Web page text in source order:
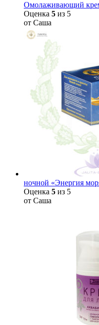
Омолаживающий
Оценка 5 из 5
от Саша
ночной «Энергия
Оценка 5 из 5
от Саша